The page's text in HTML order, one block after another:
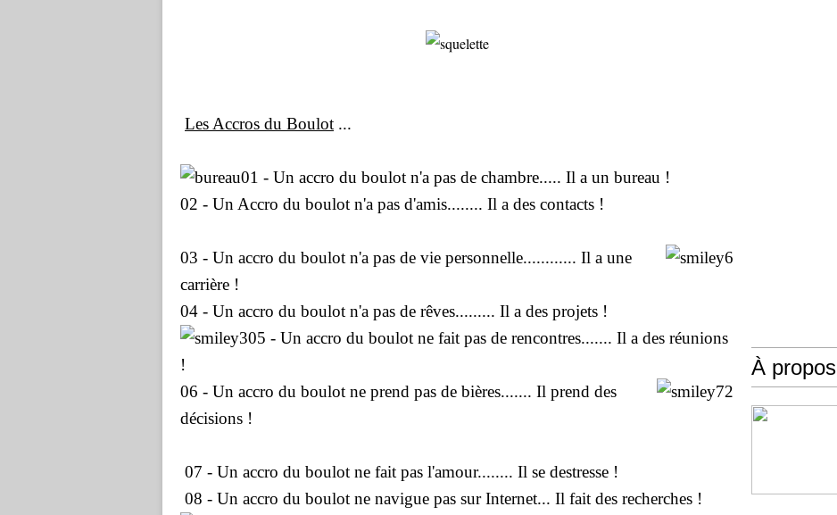
Les Accros du Boulot ...
01 - Un accro du boulot n'a pas de chambre..... Il a un bureau !
02 - Un Accro du boulot n'a pas d'amis........ Il a des contacts !
03 - Un accro du boulot n'a pas de vie personnelle............ Il a une
carrière !
04 - Un accro du boulot n'a pas de rêves......... Il a des projets !
05 - Un accro du boulot ne fait pas de rencontres....... Il a des réunions
!
06 - Un accro du boulot ne prend pas de bières....... Il prend des
décisions !
07 - Un accro du boulot ne fait pas l'amour........ Il se destresse !
08 - Un accro du boulot ne navigue pas sur Internet... Il fait des recherches !
À propos